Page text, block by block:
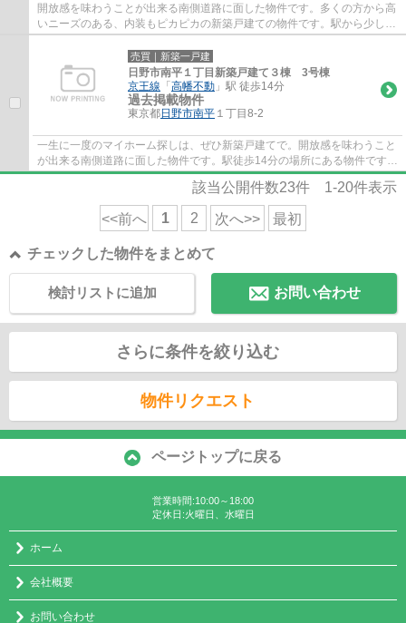
開放感を味わうことが出来る南側道路に面した物件です。多くの方から高
いニーズのある、内装もピカピカの新築戸建ての物件です。駅から少し離
れた、駅徒歩14分の物件です。日野市にあ...
売買｜新築一戸建
日野市南平１丁目新築戸建て３棟 3号棟
京王線 「 高幡不動 」駅 徒歩14分
過去掲載物件
東京都日野市南平 １丁目8-2
一生に一度のマイホーム探しは、ぜひ新築戸建てで。開放感を味わうこと
が出来る南側道路に面した物件です。駅徒歩14分の場所にある物件です。
日野市や京王線高幡不動付近でなら、お客...
該当公開件数23件 1-20件表示
<<前へ 1 2 次へ>> 最初
チェックした物件をまとめて
お問い合わせ
検討リストに追加
さらに条件を絞り込む
物件リクエスト
ページトップに戻る
営業時間:10:00～18:00
定休日:火曜日、水曜日
ホーム
会社概要
お問い合わせ